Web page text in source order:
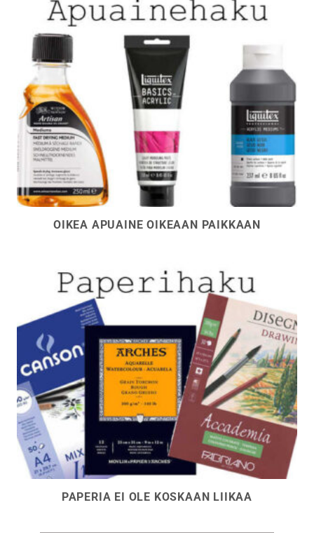
OIKEA APUAINE OIKEAAN PAIKKAAN
PAPERIA EI OLE KOSKAAN LIIKAA